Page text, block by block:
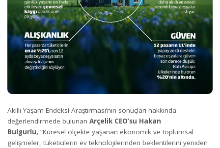
Akıllı Yaşam Endeksi Araştırması’nın sonuçları hakkında
değerlendirmede bulunan Arçelik CEO’su Hakan
Bulgurlu, “Küresel ölçekte yaşanan ekonomik ve toplumsal
gelişmeler, tüketicilerin ev teknolojilerinden beklentilerini yeniden